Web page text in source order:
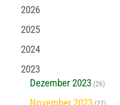
2026
2025
2024
2023
Dezember 2023 (26)
November 2023